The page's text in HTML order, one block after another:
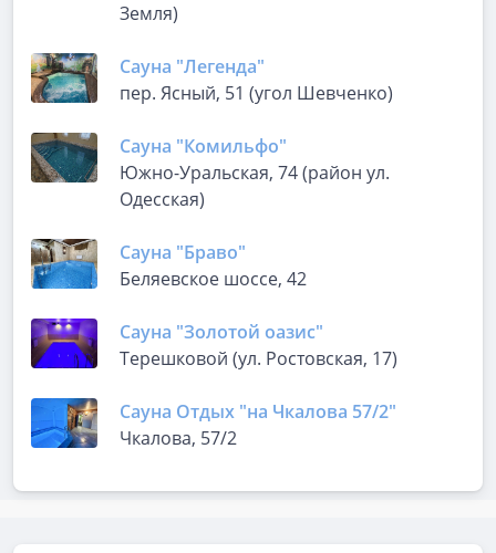
Земля)
Сауна "Легенда"
пер. Ясный, 51 (угол Шевченко)
Сауна "Комильфо"
Южно-Уральская, 74 (район ул.
Одесская)
Сауна "Браво"
Беляевское шоссе, 42
Сауна "Золотой оазис"
Терешковой (ул. Ростовская, 17)
Сауна Отдых "на Чкалова 57/2"
Чкалова, 57/2